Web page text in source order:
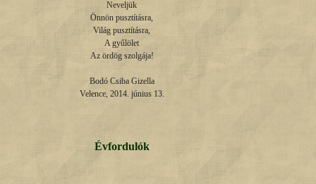
Neveljük
Önnön pusztításra,
Világ pusztításra,
A gyűlölet
Az ördög szolgája!
Bodó Csiba Gizella
Velence, 2014. június 13.
Évfordulók